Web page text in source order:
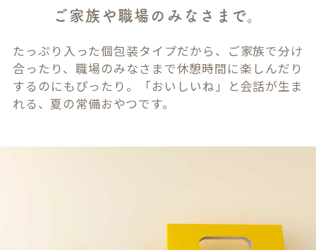
ご家族や職場のみなさまで。
たっぷり入った個包装タイプだから、ご家族で分け
合ったり、職場のみなさまで休憩時間に楽しんだり
するのにもぴったり。「おいしいね」と会話が生ま
れる、夏の常備おやつです。